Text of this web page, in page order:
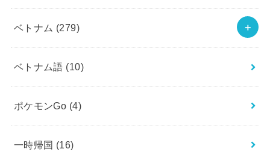
ベトナム (279)
ベトナム語 (10)
ポケモンGo (4)
一時帰国 (16)